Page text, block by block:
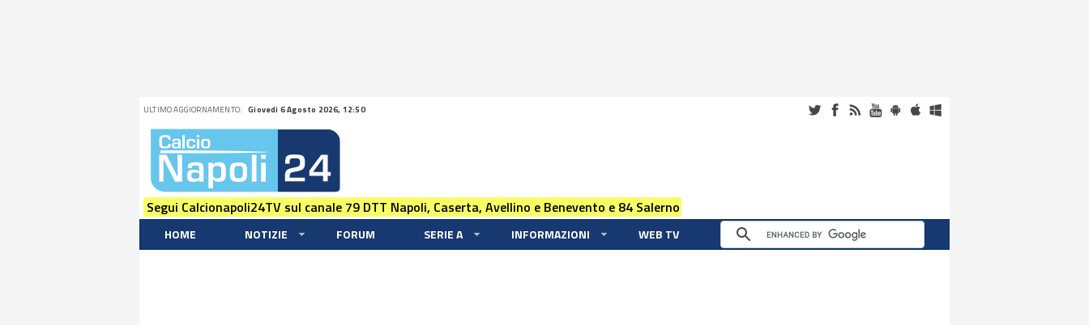
ULTIMO AGGIORNAMENTO: Giovedi 6 Agosto 2026, 12:50
Segui Calcionapoli24TV sul canale 79 DTT Napoli, Caserta, Avellino e Benevento e 84 Salerno
HOME NOTIZIE FORUM SERIE A INFORMAZIONI WEB TV